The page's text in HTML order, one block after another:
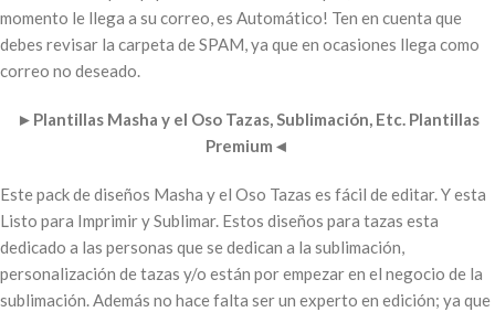
momento le llega a su correo, es Automático! Ten en cuenta que
debes revisar la carpeta de SPAM, ya que en ocasiones llega como
correo no deseado.
► Plantillas Masha y el Oso Tazas, Sublimación, Etc. Plantillas
Premium ◄
Este pack de diseños Masha y el Oso Tazas es fácil de editar. Y esta
Listo para Imprimir y Sublimar. Estos diseños para tazas esta
dedicado a las personas que se dedican a la sublimación,
personalización de tazas y/o están por empezar en el negocio de la
sublimación. Además no hace falta ser un experto en edición; ya que